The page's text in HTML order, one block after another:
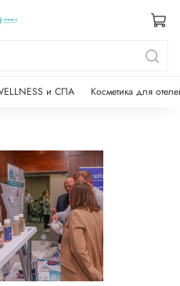
и СПА Косметика для